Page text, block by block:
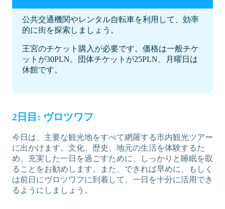
公共交通機関やレンタル自転車を利用して、効率
的に街を探索しましょう。
王宮のチケット購入が必要です。価格は一般チケ
ットが30PLN、団体チケットが25PLN、月曜日は
休館です。
2日目: ヴロツワフ
今日は、主要な観光地をすべて網羅する市内観光ツアー
に出かけます。文化、歴史、地元の生活を体験するた
め、充実した一日を過ごすために、しっかりと睡眠を取
ることをお勧めします。また、できれば早めに、もしく
は前日にヴロツワフに到着して、一日を十分に活用でき
るようにしましょう。